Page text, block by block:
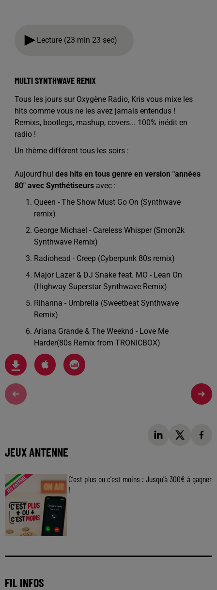
Lecture (23 min 23 sec)
MULTI SYNTHWAVE REMIX
Tous les jours sur Oxygène Radio, Kris vous mixe les
hits comme vous ne les avez jamais entendus !
Remixs, bootlegs, mashup, covers... 100% inédit en
radio !
Un thème différent tous les soirs :
Aujourd'hui des hits en tous genre en version "années
80" avec Synthétiseurs avec :
Queen - The Show Must Go On (Synthwave
remix)
George Michael - Careless Whisper (Smon2k
Synthwave Remix)
Radiohead - Creep (Cyberpunk 80s remix)
Major Lazer & DJ Snake feat. MO - Lean On
(Highway Superstar Synthwave Remix)
Rihanna - Umbrella (Sweetbeat Synthwave
Remix)
Ariana Grande & The Weeknd - Love Me
Harder(80s Remix from TRONICBOX)
JEUX ANTENNE
C'est plus ou c'est moins : Jusqu'à 300€ à gagner
!
FIL INFOS